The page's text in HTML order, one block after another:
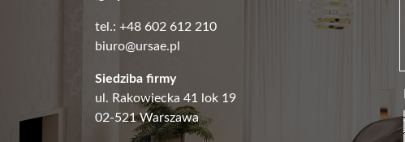
tel.: +48 602 612 210
biuro@ursae.pl
Siedziba firmy
ul. Rakowiecka 41 lok 19
02-521 Warszawa